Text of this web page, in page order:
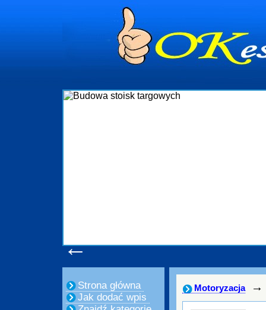
←
Strona główna
Jak dodać wpis
Motoryzacja →